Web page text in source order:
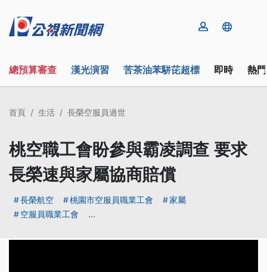
總預算審查 漢光演習 苦茶油苯駢芘超標 即時 熱
首頁 生活 長榮空服員過世
桃空職工會盼參與霸凌調查 要求
長榮速與家屬協商賠償
長榮航空 桃園市空服員職業工會
家屬
空服員職業工會
...